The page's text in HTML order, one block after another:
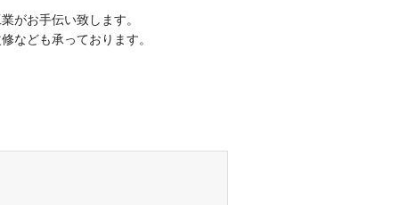
がお手伝い致します。
なども承っております。